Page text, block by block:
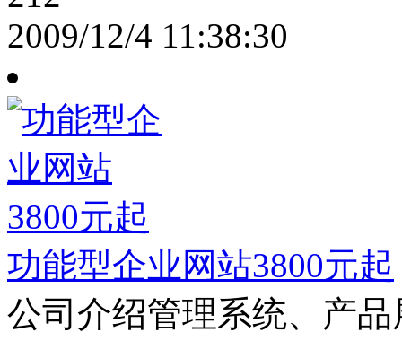
2009/12/4 11:38:30
功能型企业网站3800元起
公司介绍管理系统、产